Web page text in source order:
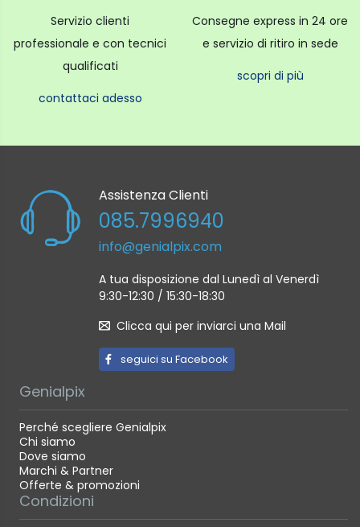
Servizio clienti
professionale e con tecnici
qualificati
contattaci adesso
Consegne express in 24 ore
e servizio di ritiro in sede
scopri di più
Assistenza Clienti
085.7996940
info@genialpix.com
A tua disposizione dal Lunedì al Venerdì
9:30-12:30 / 15:30-18:30
Clicca qui per inviarci una Mail
seguici su Facebook
Genialpix
Perché scegliere Genialpix
Chi siamo
Dove siamo
Marchi & Partner
Offerte & promozioni
Condizioni